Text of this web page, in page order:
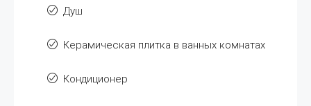
Душ
Керамическая плитка в ванных комнатах
Кондиционер